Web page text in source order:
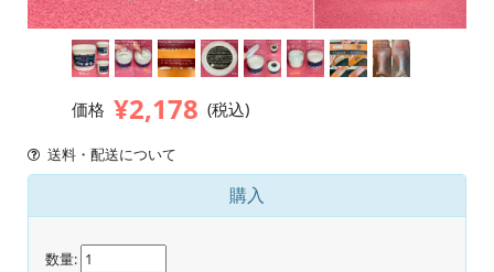
価格 ¥2,178 (税込)
送料・配送について
購入
数量: